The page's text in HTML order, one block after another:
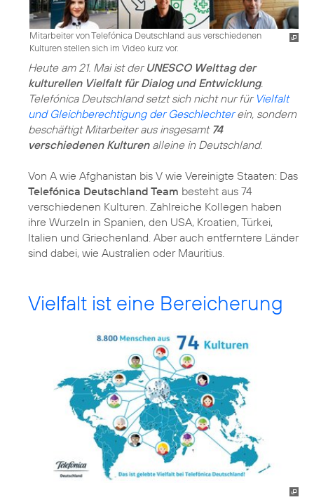
Mitarbeiter von Telefónica Deutschland aus verschiedenen
Kulturen stellen sich im Video kurz vor.
Heute am 21. Mai ist der UNESCO Welttag der
kulturellen Vielfalt für Dialog und Entwicklung.
Telefónica Deutschland setzt sich nicht nur für Vielfalt
und Gleichberechtigung der Geschlechterein, sondern
beschäftigt Mitarbeiter aus insgesamt 74
verschiedenen Kulturenalleine in Deutschland.
Von A wie Afghanistan bis V wie Vereinigte Staaten: Das
Telefónica Deutschland Team besteht aus 74
verschiedenen Kulturen. Zahlreiche Kollegen haben
ihre Wurzeln in Spanien, den USA, Kroatien, Türkei,
Italien und Griechenland. Aber auch entferntere Länder
sind dabei, wie Australien oder Mauritius.
Vielfalt ist eine Bereicherung